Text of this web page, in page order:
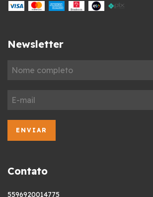
Newsletter
Contato
5596920014775